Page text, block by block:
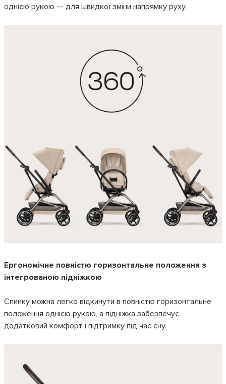
однією рукою — для швидкої зміни напрямку руху.
Ергономічне повністю горизонтальне положення з
інтегрованою підніжкою
Спинку можна легко відкинути в повністю горизонтальне
положення однією рукою, а підніжка забезпечує
додатковий комфорт і підтримку під час сну.